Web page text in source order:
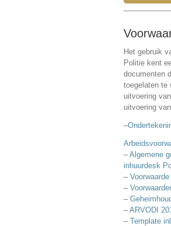
Het gebruik
Politie kent
documenten
toegelaten te
uitvoering
uitvoering
–
–Algemene
inhuurdesk
–
–
–
–ARVODI
– Template